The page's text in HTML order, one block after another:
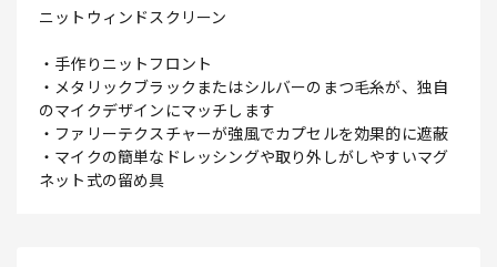
ニットウィンドスクリーン
・手作りニットフロント
・メタリックブラックまたはシルバーのまつ毛糸が、独自
のマイクデザインにマッチします
・ファリーテクスチャーが強風でカプセルを効果的に遮蔽
・マイクの簡単なドレッシングや取り外しがしやすいマグ
ネット式の留め具